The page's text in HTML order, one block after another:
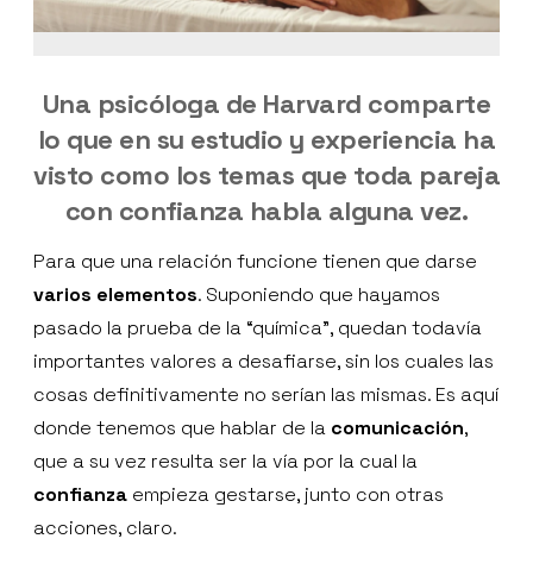
Una psicóloga de Harvard comparte
lo que en su estudio y experiencia ha
visto como los temas que toda pareja
con confianza habla alguna vez.
Para que una relación funcione tienen que darse
varios elementos. Suponiendo que hayamos
pasado la prueba de la “química”, quedan todavía
importantes valores a desafiarse, sin los cuales las
cosas definitivamente no serían las mismas. Es aquí
donde tenemos que hablar de la comunicación,
que a su vez resulta ser la vía por la cual la
confianza empieza gestarse, junto con otras
acciones, claro.